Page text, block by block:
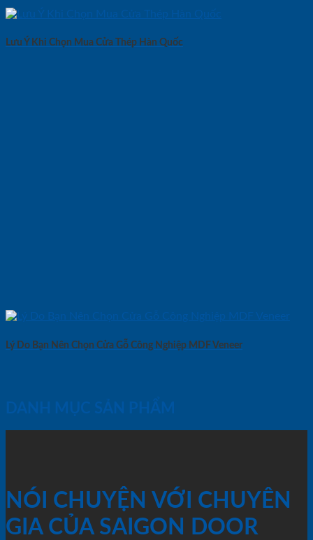
Lưu Ý Khi Chọn Mua Cửa Thép Hàn Quốc
Lý Do Bạn Nên Chọn Cửa Gỗ Công Nghiệp MDF Veneer
DANH MỤC SẢN PHẨM
NÓI CHUYỆN VỚI CHUYÊN
GIA CỦA SAIGON DOOR